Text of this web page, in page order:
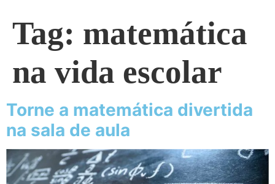
Tag: matemática
na vida escolar
Torne a matemática divertida
na sala de aula